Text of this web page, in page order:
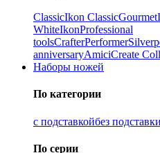
ClassicIkon ClassiсGourmet
WhiteIkonProfessional
toolsCrafterPerformer
anniversaryAmiciCreate
Наборы ножей
По категории
с подставкойбез подставки
По серии